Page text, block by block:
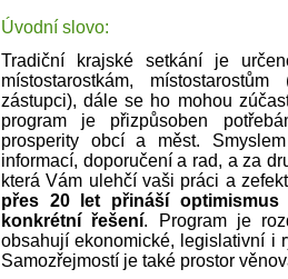
Úvodní slovo:
Tradiční krajské setkání je
místostarostkám,
zástupci), dále se ho mohou
program je přizpůsoben
prosperity obcí a měst.
informací, doporučení a rad, a za
která Vám ulehčí vaši práci a
přes 20 let přináší
konkrétní řešení. Program je
obsahují ekonomické, legislativní i
Samozřejmostí je také prostor